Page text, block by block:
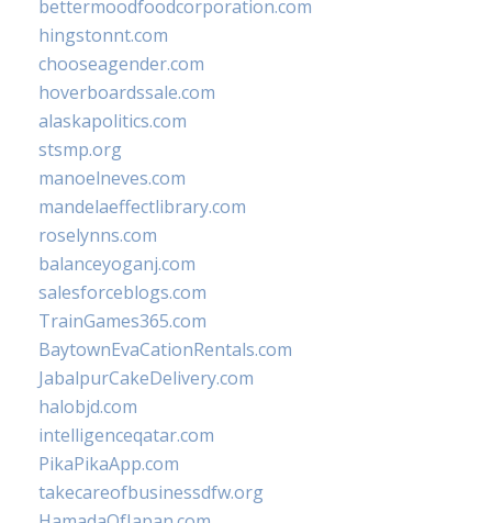
bettermoodfoodcorporation.com
hingstonnt.com
chooseagender.com
hoverboardssale.com
alaskapolitics.com
stsmp.org
manoelneves.com
mandelaeffectlibrary.com
roselynns.com
balanceyoganj.com
salesforceblogs.com
TrainGames365.com
BaytownEvaCationRentals.com
JabalpurCakeDelivery.com
halobjd.com
intelligenceqatar.com
PikaPikaApp.com
takecareofbusinessdfw.org